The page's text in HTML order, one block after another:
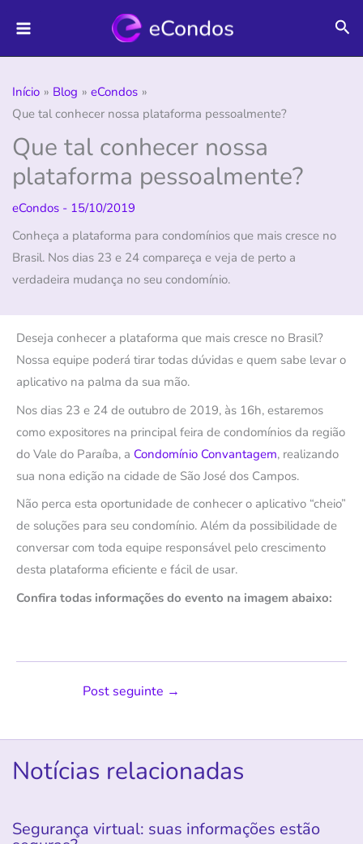
para
o
Início Blog
eCondos
Que tal conhecer nossa plataforma pessoalmente?
Que tal conhecer nossa
plataforma pessoalmente?
eCondos - 15/10/2019
Conheça a plataforma para condomínios que mais cresce no
Brasil. Nos dias 23 e 24 compareça e veja de perto a
verdadeira mudança no seu condomínio.
Deseja conhecer a plataforma que mais cresce no Brasil?
Nossa equipe poderá tirar todas dúvidas e quem sabe levar o
aplicativo na palma da sua mão.
Nos dias 23 e 24 de outubro de 2019, às 16h, estaremos
como expositores na principal feira de condomínios da região
do Vale do Paraíba, a Condomínio Convantagem, realizando
sua nona edição na cidade de São José dos Campos.
Não perca esta oportunidade de conhecer o aplicativo “cheio”
de soluções para seu condomínio. Além da possibilidade de
conversar com toda equipe responsável pelo crescimento
desta plataforma eficiente e fácil de usar.
Confira todas informações do evento na imagem abaixo:
Post seguinte →
Notícias relacionadas
Segurança virtual: suas informações estão